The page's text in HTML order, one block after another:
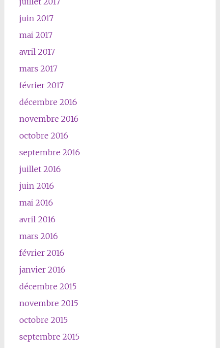
juin 2017
mai 2017
avril 2017
mars 2017
février 2017
décembre 2016
novembre 2016
octobre 2016
septembre 2016
juillet 2016
juin 2016
mai 2016
avril 2016
mars 2016
février 2016
janvier 2016
décembre 2015
novembre 2015
octobre 2015
septembre 2015